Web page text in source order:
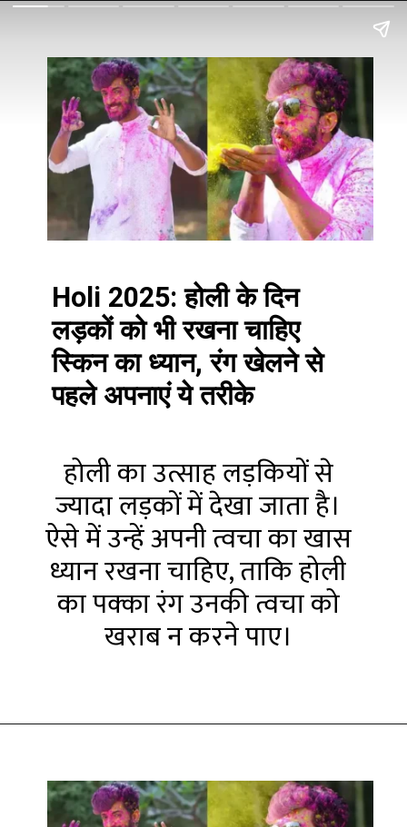
होली का उत्साह लड़कियों से
ज्यादा लड़कों में देखा जाता है।
ऐसे में उन्हें अपनी त्वचा का खास
ध्यान रखना चाहिए, ताकि होली
का पक्का रंग उनकी त्वचा को
खराब न करने पाए।
Holi 2025: होली के दिन
लड़कों को भी रखना चाहिए
स्किन का ध्यान, रंग खेलने से
पहले अपनाएं ये तरीके